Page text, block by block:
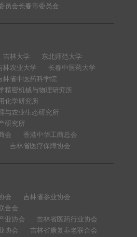
员会长春市委员会
吉林大学
东北师范大学
林农业大学
长春中医药大学
林省中医药科学院
精密机械与物理研究所
化学研究所
与农业生态研究所
研究所
会
香港中华工商总会
吉林省医疗保障协会
会
吉林省参业协会
合会
业协会
吉林省医药行业协会
协会
吉林省康复养老联合会